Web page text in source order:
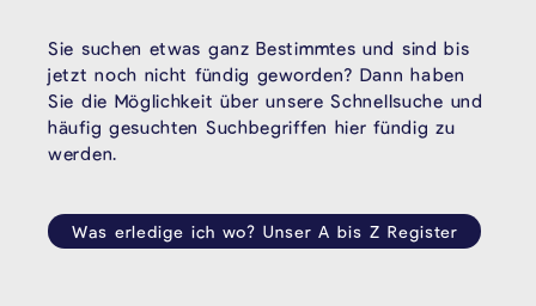
Sie suchen etwas ganz Bestimmtes und sind bis
jetzt noch nicht fündig geworden? Dann haben
Sie die Möglichkeit über unsere Schnellsuche und
häufig gesuchten Suchbegriffen hier fündig zu
werden.
Was erledige ich wo? Unser A bis Z Register